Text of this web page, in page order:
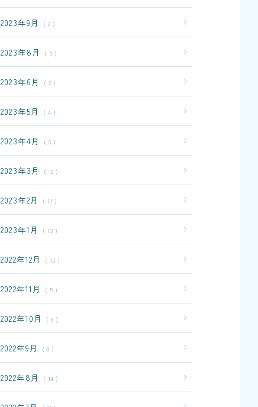
2023年9月 2
2023年8月 3
2023年6月 2
2023年5月 4
2023年4月 6
2023年3月 12
2023年2月 11
2023年1月 13
2022年12月 15
2022年11月 5
2022年10月 8
2022年9月 8
2022年8月 14